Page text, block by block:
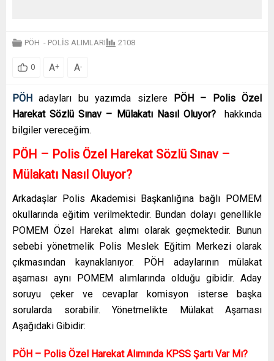
PÖH - POLİS ALIMLARI 2108
0 A+ A-
PÖH adayları bu yazımda sizlerePÖH – Polis Özel
Harekat Sözlü Sınav – Mülakatı Nasıl Oluyor?
hakkında
bilgiler vereceğim.
PÖH – Polis Özel Harekat Sözlü Sınav –
Mülakatı Nasıl Oluyor?
Arkadaşlar Polis Akademisi Başkanlığına bağlı POMEM
okullarında eğitim verilmektedir. Bundan dolayı genellikle
POMEM Özel Harekat alımı olarak geçmektedir. Bunun
sebebi yönetmelik Polis Meslek Eğitim Merkezi olarak
çıkmasından kaynaklanıyor. PÖH adaylarının mülakat
aşaması aynı POMEM alımlarında olduğu gibidir. Aday
soruyu çeker ve cevaplar komisyon isterse başka
sorularda sorabilir. Yönetmelikte Mülakat Aşaması
Aşağıdaki Gibidir:
PÖH – Polis Özel Harekat Alımında KPSS Şartı Var Mı?